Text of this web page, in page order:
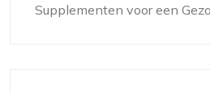
Supplementen voor een